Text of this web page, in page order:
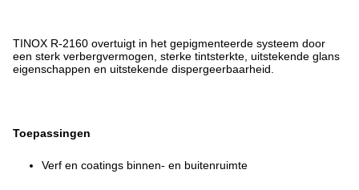
TINOX R-2160 overtuigt in het gepigmenteerde systeem door
een sterk verbergvermogen, sterke tintsterkte, uitstekende glans
eigenschappen en uitstekende dispergeerbaarheid.
Toepassingen
Verf en coatings binnen- en buitenruimte